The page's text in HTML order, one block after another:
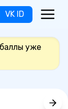
VK ID
уже